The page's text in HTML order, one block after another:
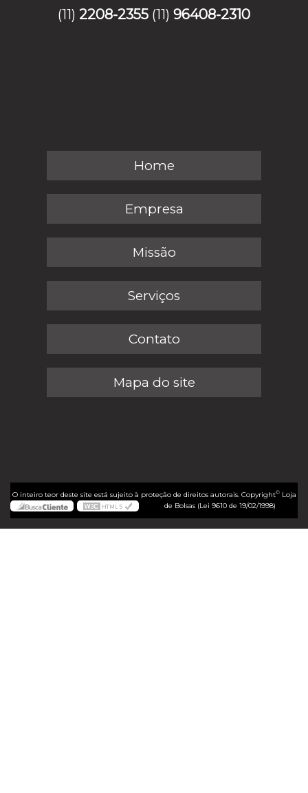
(11) 2208-2355 (11) 96408-2310
Home
Empresa
Missão
Serviços
Contato
Mapa do site
O inteiro teor deste site está sujeito à proteção de direitos autorais. Copyright©Loja
de Bolsas (Lei 9610 de 19/02/1998)